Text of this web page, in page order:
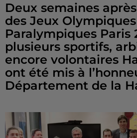
Deux semaines
des Jeux
Paralympiques Paris
plusieurs sportifs,
encore volontaires
ont été mis à
Département de la